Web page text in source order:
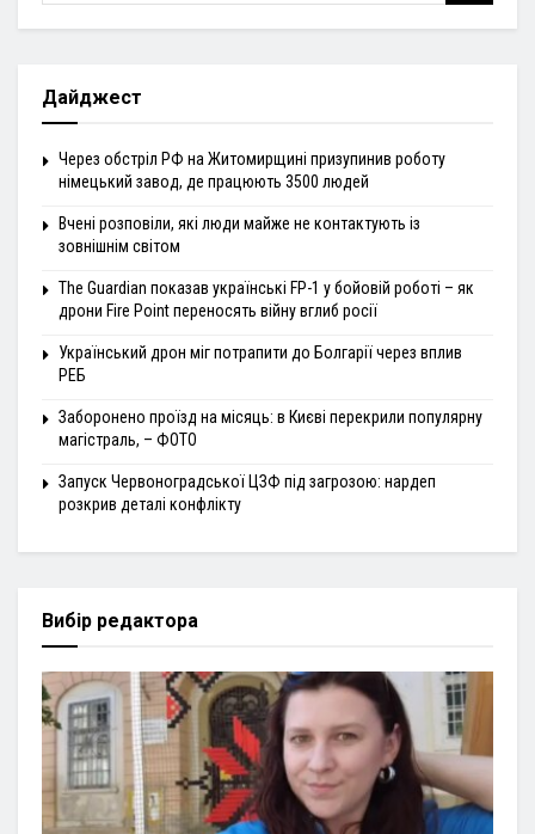
Дайджест
Через обстріл РФ на Житомирщині призупинив роботу
німецький завод, де працюють 3500 людей
Вчені розповіли, які люди майже не контактують із
зовнішнім світом
The Guardian показав українські FP-1 у бойовій роботі – як
дрони Fire Point переносять війну вглиб росії
Український дрон міг потрапити до Болгарії через вплив
РЕБ
Заборонено проїзд на місяць: в Києві перекрили популярну
магістраль, – ФОТО
Запуск Червоноградської ЦЗФ під загрозою: нардеп
розкрив деталі конфлікту
Вибір редактора